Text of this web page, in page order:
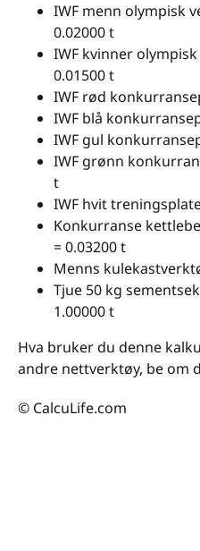
IWF menn olympisk
0.02000 t
IWF kvinner
0.01500 t
IWF rød
IWF blå
IWF gul
IWF grønn
t
IWF hvit
Konkurranse
= 0.03200 t
Menns
Tjue 50 kg
1.00000 t
Hva bruker du denne
andre nettverktøy, be om
© CalcuLife.com